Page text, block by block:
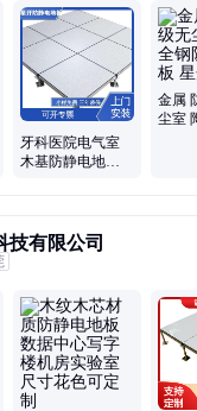
插座、架空地板、防静电地板
六面包钢地板
牙科医院电气室
木基防静电地板
金属
尘室
技有限公司